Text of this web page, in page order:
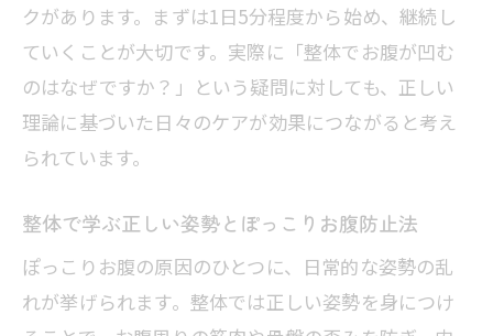
クがあります。まずは1日5分程度から始め、継続し
ていくことが大切です。実際に「整体でお腹が凹む
のはなぜですか？」という疑問に対しても、正しい
理論に基づいた日々のケアが効果につながると考え
られています。
整体で学ぶ正しい姿勢とぽっこりお腹防止法
ぽっこりお腹の原因のひとつに、日常的な姿勢の乱
れが挙げられます。整体では正しい姿勢を身につけ